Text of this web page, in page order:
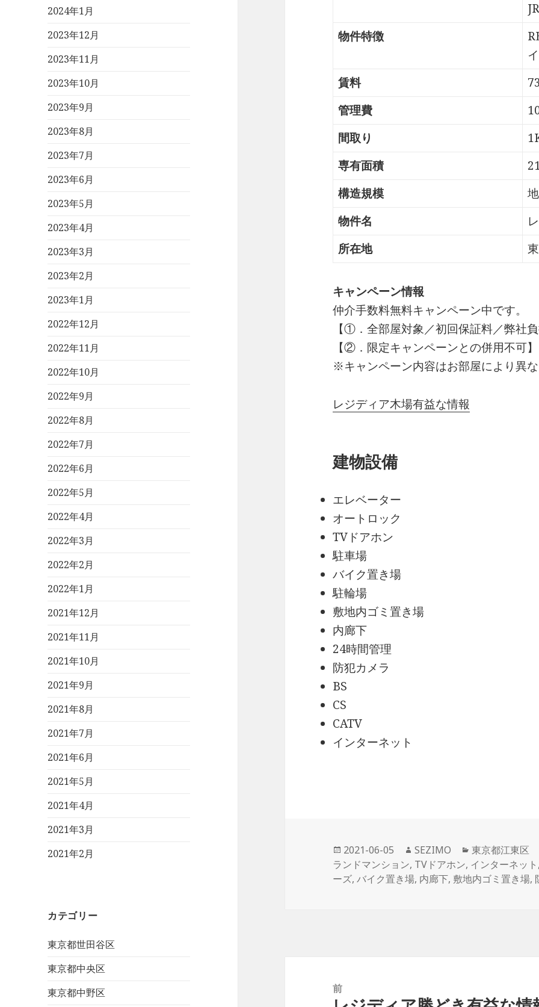
2024年1月
2023年12月
2023年11月
2023年10月
2023年9月
2023年8月
2023年7月
2023年6月
2023年5月
2023年4月
2023年3月
2023年2月
2023年1月
2022年12月
2022年11月
2022年10月
2022年9月
2022年8月
2022年7月
2022年6月
2022年5月
2022年4月
2022年3月
2022年2月
2022年1月
2021年12月
2021年11月
2021年10月
2021年9月
2021年8月
2021年7月
2021年6月
2021年5月
2021年4月
2021年3月
2021年2月
カテゴリー
東京都世田谷区
東京都中央区
東京都中野区
物件特徴
賃料
管理費
間取り
専有面積
構造規模
物件名
所在地
キャンペーン情報
仲介手数料無料キャンペーン中です。
【①．全部屋対象／初回保証料／弊社負
【②．限定キャンペーンとの併用不可】
※キャンペーン内容はお部屋により異な
レジディア木場有益な情報
建物設備
エレベーター
オートロック
TVドアホン
駐車場
バイク置き場
駐輪場
敷地内ゴミ置き場
内廊下
24時間管理
防犯カメラ
BS
CS
CATV
インターネット
投
稿
日:
2021-06-05
作
成
者
SEZIMO
カ
テ
ゴ
東京都江東区
ランドマンション, TVドアホン, インターネット ,
ーズ,バイク置き場, 内廊下, 敷地内ゴミ置き場,
前
前